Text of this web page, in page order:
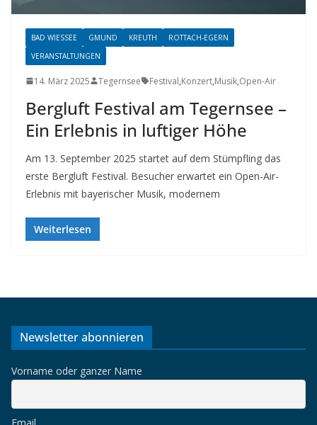
BAD WIESSEE GMUND KREUTH
ROTTACH-EGERN
VERANSTALTUNGEN
14. März 2025 Tegernsee Festival,Konzert,Musik,Open-Air
Bergluft Festival am Tegernsee –
Ein Erlebnis in luftiger Höhe
Am 13. September 2025 startet auf dem Stümpfling das
erste Bergluft Festival. Besucher erwartet ein Open-Air-
Erlebnis mit bayerischer Musik, modernem
Weiterlesen
Newsletter abonnieren
Vorname oder ganzer Name